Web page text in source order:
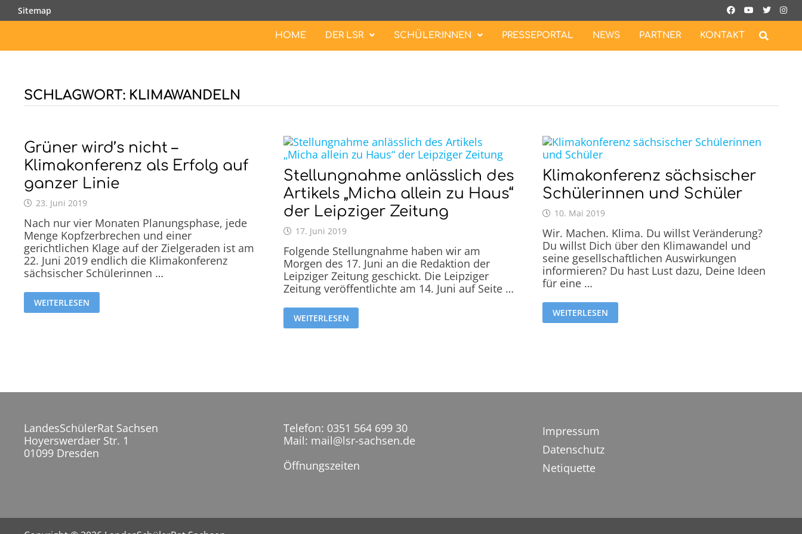
Zurück
zum
Sitemap
HOME DER LSR SCHÜLER:INNEN PRESSEPORTAL NEWS PARTNER KONTAKT
SCHLAGWORT: KLIMAWANDELN
Grüner wird’s nicht –
Klimakonferenz als Erfolg auf
ganzer Linie
23. Juni 2019
Nach nur vier Monaten Planungsphase, jede
Menge Kopfzerbrechen und einer
gerichtlichen Klage auf der Zielgeraden ist am
22. Juni 2019 endlich die Klimakonferenz
sächsischer Schülerinnen …
WEITERLESEN
Stellungnahme anlässlich des
Artikels „Micha allein zu Haus“
der Leipziger Zeitung
17. Juni 2019
Folgende Stellungnahme haben wir am
Morgen des 17. Juni an die Redaktion der
Leipziger Zeitung geschickt. Die Leipziger
Zeitung veröffentlichte am 14. Juni auf Seite …
WEITERLESEN
Klimakonferenz sächsischer
Schülerinnen und Schüler
10. Mai 2019
Wir. Machen. Klima. Du willst Veränderung?
Du willst Dich über den Klimawandel und
seine gesellschaftlichen Auswirkungen
informieren? Du hast Lust dazu, Deine Ideen
für eine …
WEITERLESEN
LandesSchülerRat Sachsen
Hoyerswerdaer Str. 1
01099 Dresden
Telefon: 0351 564 699 30
Mail: mail@lsr-sachsen.de
Öffnungszeiten
Impressum
Datenschutz
Netiquette